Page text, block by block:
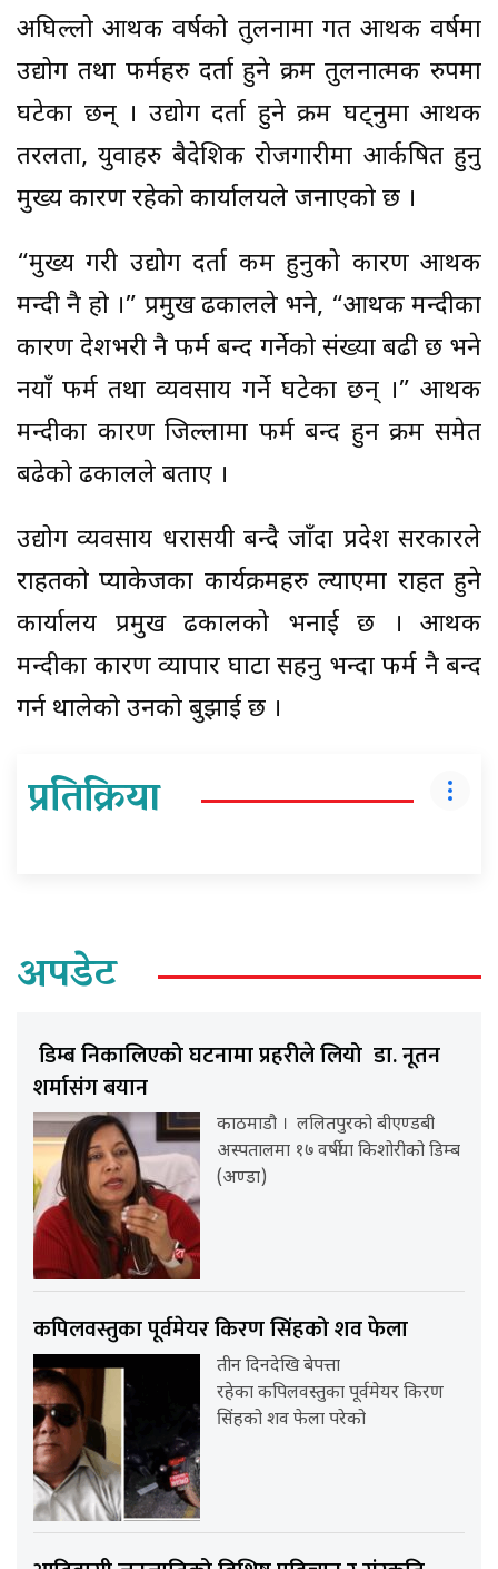
अघिल्लो आर्थिक वर्षको तुलनामा गत आर्थिक वर्षमा
उद्योग तथा फर्महरु दर्ता हुने क्रम तुलनात्मक रुपमा
घटेका छन् । उद्योग दर्ता हुने क्रम घट्नुमा आर्थिक
तरलता, युवाहरु बैदेशिक रोजगारीमा आर्कषित हुनु
मुख्य कारण रहेको कार्यालयले जनाएको छ ।
“मुख्य गरी उद्योग दर्ता कम हुनुको कारण आर्थिक
मन्दी नै हो ।” प्रमुख ढकालले भने, “आर्थिक मन्दीका
कारण देशभरी नै फर्म बन्द गर्नेको संख्या बढी छ भने
नयाँ फर्म तथा व्यवसाय गर्ने घटेका छन् ।” आर्थिक
मन्दीका कारण जिल्लामा फर्म बन्द हुन क्रम समेत
बढेको ढकालले बताए ।
उद्योग व्यवसाय धरासयी बन्दै जाँदा प्रदेश सरकारले
राहतको प्याकेजका कार्यक्रमहरु ल्याएमा राहत हुने
कार्यालय प्रमुख ढकालको भनाई छ । आर्थिक
मन्दीका कारण व्यापार घाटा सहनु भन्दा फर्म नै बन्द
गर्न थालेको उनको बुझाई छ ।
प्रतिक्रिया
अपडेट
डिम्ब निकालिएको घटनामा प्रहरीले लियो डा. नूतन
शर्मासंग बयान
काठमाडौ । ललितपुरको बीएण्डबी
अस्पतालमा १७ वर्षीया किशोरीको डिम्ब
(अण्डा)
कपिलवस्तुका पूर्वमेयर किरण सिंहको शव फेला
तीन दिनदेखि बेपत्ता
रहेका कपिलवस्तुका पूर्वमेयर किरण
सिंहको शव फेला परेको